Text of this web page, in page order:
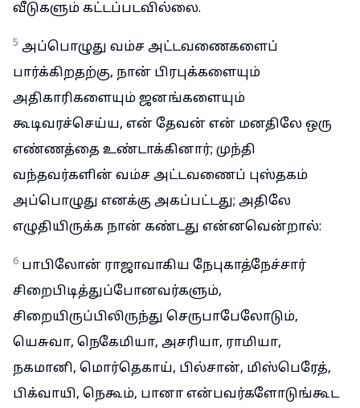
வீடுகளும் கட்டப்படவில்லை.
5 அப்பொழுது வம்ச அட்டவணைகளைப்
பார்க்கிறதற்கு, நான் பிரபுக்களையும்
அதிகாரிகளையும் ஜனங்களையும்
கூடிவரச்செய்ய, என் தேவன் என் மனதிலே ஒரு
எண்ணத்தை உண்டாக்கினார்; முந்தி
வந்தவர்களின் வம்ச அட்டவணைப் புஸ்தகம்
அப்பொழுது எனக்கு அகப்பட்டது; அதிலே
எழுதியிருக்க நான் கண்டது என்னவென்றால்:
6 பாபிலோன் ராஜாவாகிய நேபுகாத்நேச்சார்
சிறைபிடித்துப்போனவர்களும்,
சிறையிருப்பிலிருந்து செருபாபேலோடும்,
யெசுவா, நெகேமியா, அசரியா, ராமியா,
நகமானி, மொர்தெகாய், பில்சான், மிஸ்பெரேத்,
பிக்வாயி, நெகூம், பானா என்பவர்களோடுங்கூட